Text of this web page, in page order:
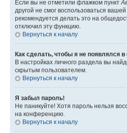
Если вы не отметили флажком пункт
другой не смог воспользоваться
рекомендуется делать это на
отключил эту функцию.
Вернуться к началу
Как сделать, чтобы я не появлялся
В настройках личного раздела вы
скрытым пользователем.
Вернуться к началу
Я забыл пароль!
Не паникуйте! Хотя пароль нельзя
на конференцию.
Вернуться к началу